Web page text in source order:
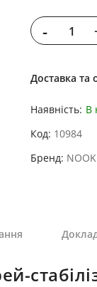
-
Доставка та
Наявність: В
Код 10984
Бренд NOOK